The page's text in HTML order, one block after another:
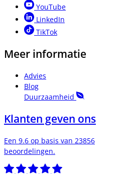
YouTube
LinkedIn
TikTok
Meer informatie
Advies
Blog
Duurzaamheid
Klanten geven ons
Een 9.6 op basis van 23856
beoordelingen.